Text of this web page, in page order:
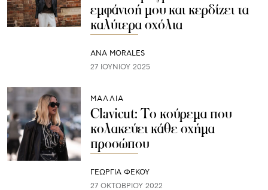
εμφάνισή μου και κερδίζει τα
καλύτερα σχόλια
ANA MORALES
27 ΙΟΥΝΊΟΥ 2025
ΜΑΛΛΙΑ
Clavicut: Το κούρεμα που
κολακεύει κάθε σχήμα
προσώπου
ΓΕΩΡΓΙΑ ΦΕΚΟΥ
27 ΟΚΤΩΒΡΊΟΥ 2022